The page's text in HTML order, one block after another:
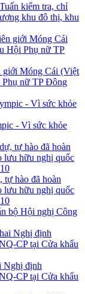
kiểm tra, chỉ
khu đô thị, khu
giới Móng Cái (Việt
nữ TP Đông
- Vì sức khỏe
hào đã hoàn
lưu hữu nghị quốc
Hội nghị Công
Nghị định
CP tại Cửa khẩu